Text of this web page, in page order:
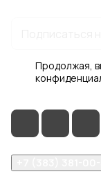
Продолжая,